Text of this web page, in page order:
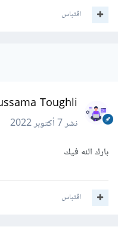
اقتباس
Toughli
نشر7 أكتوبر 2022
بارك الله فيك
اقتباس